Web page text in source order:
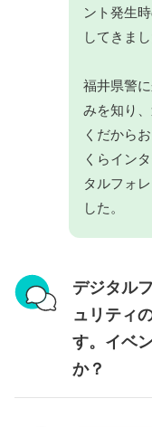
ント発生
してきまし
福井県警
みを知り
くだから
くらイン
タルフォ
した。
デジタル
ュリティ
す。イベ
か？